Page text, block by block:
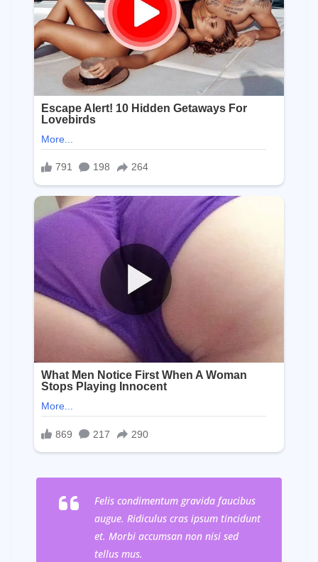
Felis condimentum gravida faucibus
augue. Ridiculus cras ipsum tincidunt
et. Morbi accumsan non nisi sed
tellus mus.